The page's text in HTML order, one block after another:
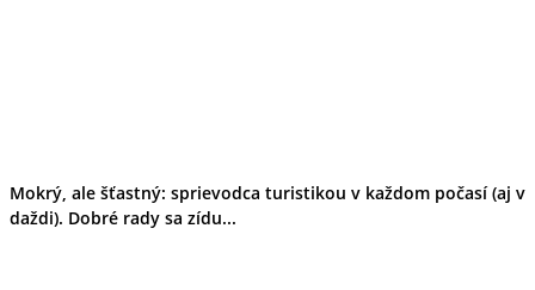
Mokrý, ale šťastný: sprievodca turistikou v každom počasí (aj v
daždi). Dobré rady sa zídu...